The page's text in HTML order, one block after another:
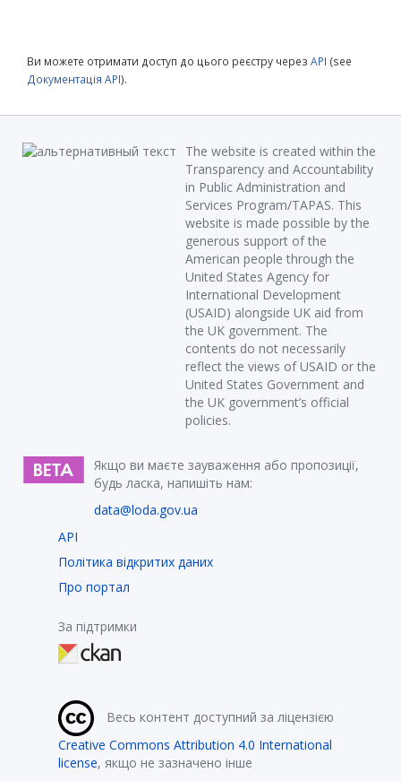
Ви можете отримати доступ до цього реєстру через API (see
Документація API).
The website is created within the
Transparency and Accountability
in Public Administration and
Services Program/TAPAS. This
website is made possible by the
generous support of the
American people through the
United States Agency for
International Development
(USAID) alongside UK aid from
the UK government. The
contents do not necessarily
reflect the views of USAID or the
United States Government and
the UK government’s official
policies.
Якщо ви маєте зауваження або пропозиції,
будь ласка, напишіть нам:
data@loda.gov.ua
API
Політика відкритих даних
Про портал
За підтримки
Весь контент доступний за ліцензією
Creative Commons Attribution 4.0 International
license, якщо не зазначено інше